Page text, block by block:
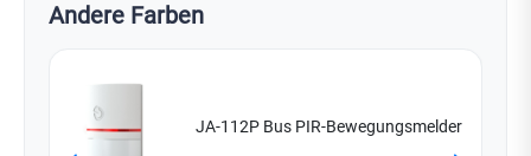
Andere Farben
JA-112P Bus PIR-Bewegungsmelder